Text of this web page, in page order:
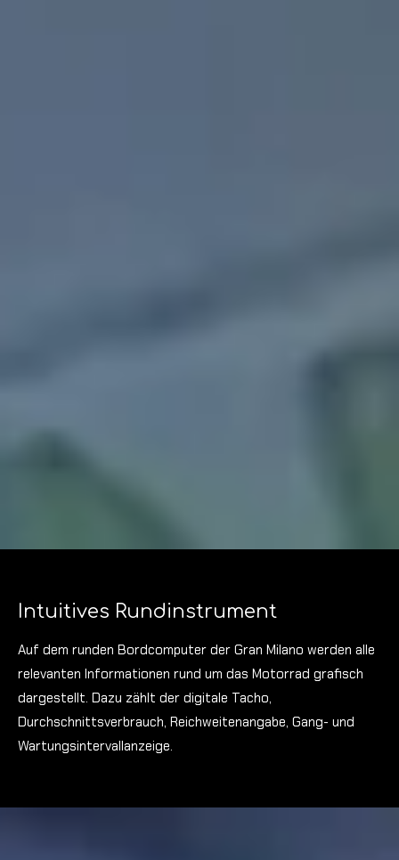
Intuitives Rundinstrument
Auf dem runden Bordcomputer der Gran Milano werden alle
relevanten Informationen rund um das Motorrad grafisch
dargestellt. Dazu zählt der digitale Tacho,
Durchschnittsverbrauch, Reichweitenangabe, Gang- und
Wartungsintervallanzeige.